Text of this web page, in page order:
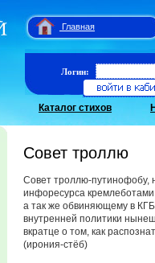
Главная
Логин:
Каталог стихов
Совет троллю
Совет троллю-
инфоресурса
а так же обвиняющему в
внутренней политики
вкратце о том, как
(ирония-стёб)